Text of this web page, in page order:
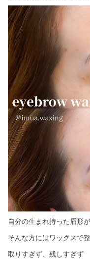
自分の生まれ持った眉形
そんな方にはワックスで
取りすぎず、残しすぎず